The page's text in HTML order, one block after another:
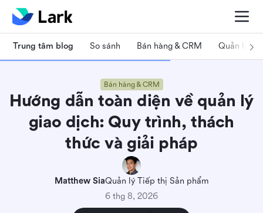
Trung tâm blog So sánh Bán hàng & CRM Quản lý dự
Bán hàng & CRM
Hướng dẫn toàn diện về quản lý
giao dịch: Quy trình, thách
thức và giải pháp
Matthew SiaQuản lý Tiếp thị Sản phẩm
6 thg 8, 2026